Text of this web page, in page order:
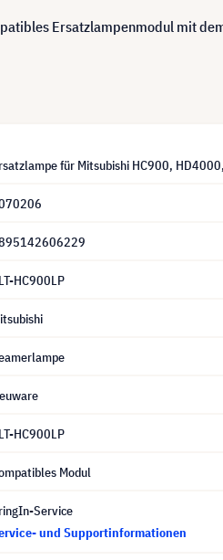
Ersatzlampenmodul mit
für Mitsubishi HC900,
HC900LP
HC900LP
Modul
Service
und Supportinformationen